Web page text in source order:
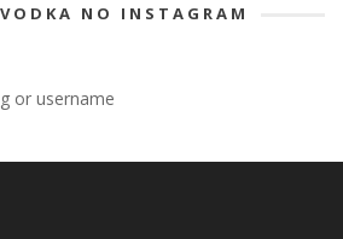
NO INSTAGRAM
or username